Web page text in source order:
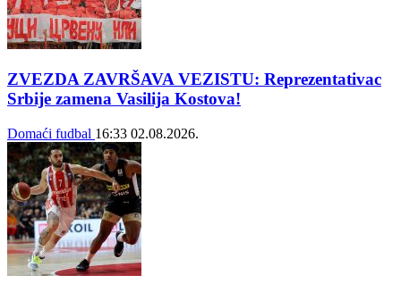
ZVEZDA ZAVRŠAVA VEZISTU: Reprezentativac
Srbije zamena Vasilija Kostova!
Domaći fudbal 16:33 02.08.2026.